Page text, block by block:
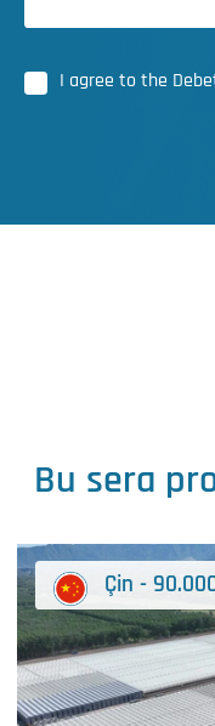
I agree to the
Bu sera
Çin -